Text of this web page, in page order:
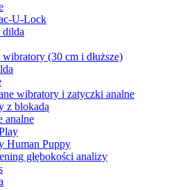
U-Lock
dilda
(30 cm i dłuższe)
wibratory i zatyczki analne
z blokadą
analne
Human Puppy
głębokości analizy